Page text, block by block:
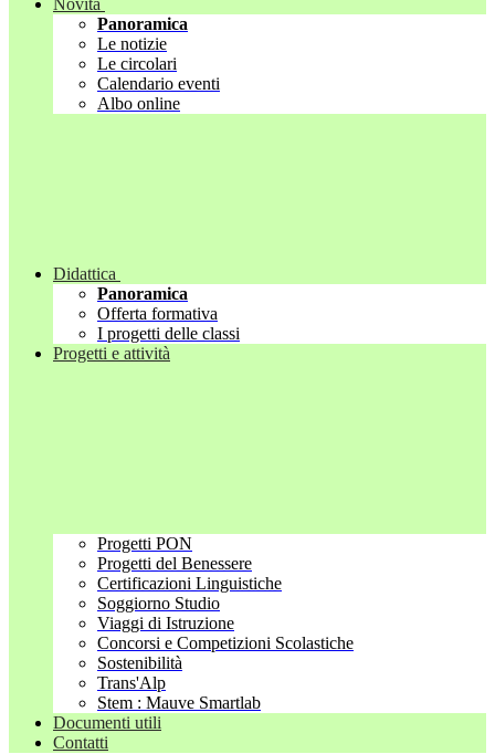
Novità
Panoramica
Le notizie
Le circolari
Calendario eventi
Albo online
Didattica
Panoramica
Offerta formativa
I progetti delle classi
Progetti e attività
Progetti PON
Progetti del Benessere
Certificazioni Linguistiche
Soggiorno Studio
Viaggi di Istruzione
Concorsi e Competizioni Scolastiche
Sostenibilità
Trans'Alp
Stem : Mauve Smartlab
Documenti utili
Contatti